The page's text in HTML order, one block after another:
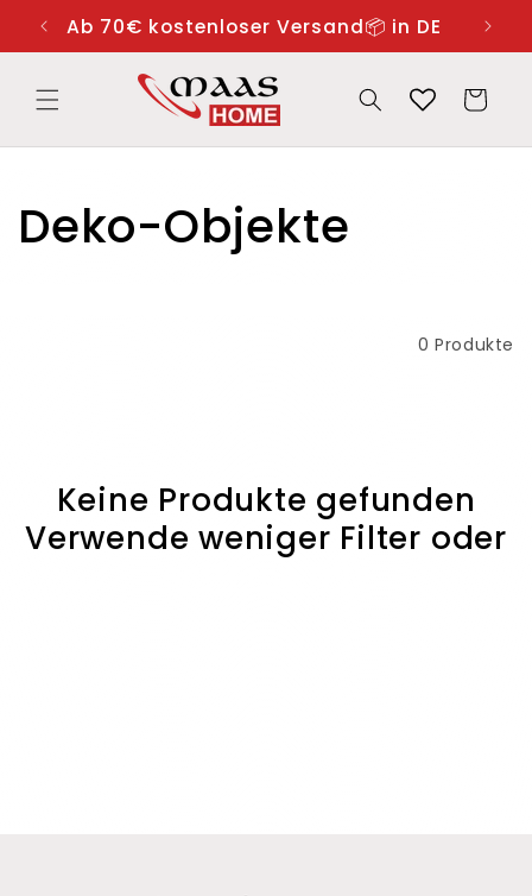
zum
Inhalt
Ab 70€ kostenloser Versand📦 in DE
Warenkorb
K
o
r
Deko-Objekte
0 Produkte
Keine Produkte gefunden
Verwende weniger Filter oder